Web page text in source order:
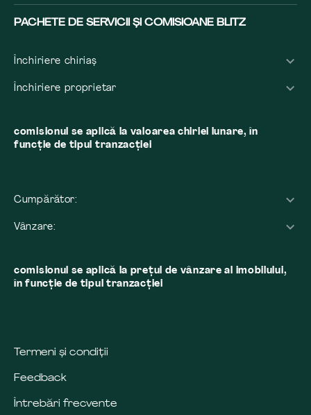
PACHETE DE SERVICII ȘI COMISIOANE BLITZ
Închiriere chiriaș
Închiriere proprietar
comisionul se aplică la valoarea chiriei lunare, în
funcție de tipul tranzacției
Cumpărător:
Vânzare:
comisionul se aplică la preţul de vânzare al imobilului,
în funcţie de tipul tranzacţiei
Termeni și condiții
Feedback
Întrebări frecvente